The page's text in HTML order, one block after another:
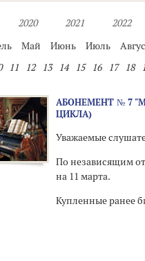
2020 2021 2022
Май Июнь Июль
11 12 13 14 15 16 17 18
АБОНЕМЕНТ № 7
ЦИКЛА)
Уважаемые
По независящим
на 11 марта.
Купленные ранее